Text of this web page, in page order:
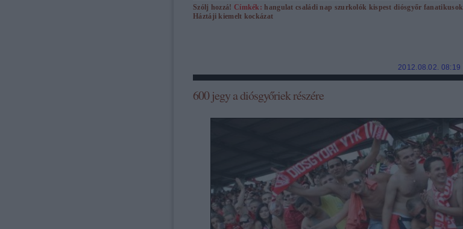
Szólj hozzá! Címkék: hangulat családi nap szurkolók kispest diósgyőr fanatikusok
Háztáji kiemelt kockázat
2012.08.02. 08:19
600 jegy a diósgyőriek részére